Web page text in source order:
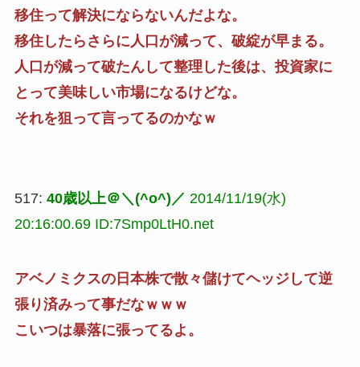
移住って解決にならないんだよな。
移住したらさらに人口が減って、破綻が早まる。
人口が減って破たんして整理した後は、投資家に
とって美味しい市場になるけどな。
それを狙って言ってるのかなｗ
517: 40歳以上＠＼(^o^)／ 2014/11/19(水)
20:16:00.69 ID:7Smp0LtH0.net
アベノミクスの日本株で散々儲けてヘッジして逆
張り済みって事だなｗｗｗ
こいつは暴落に張ってるよ。